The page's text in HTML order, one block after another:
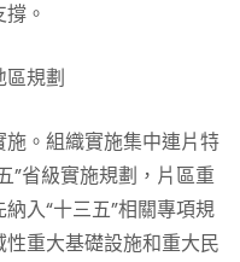
。
規劃
。組織實施集中連片特
”省級實施規劃，片區重
入“十三五”相關專項規
重大基礎設施和重大民